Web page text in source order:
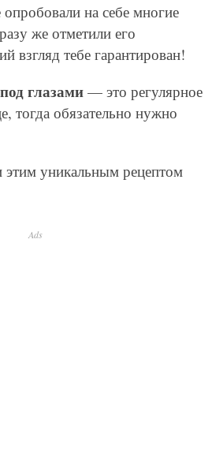
на себе многие
же отметили его
взгляд тебе гарантирован!
глазами— это регулярное
тогда обязательно нужно
этим уникальным рецептом
Ads